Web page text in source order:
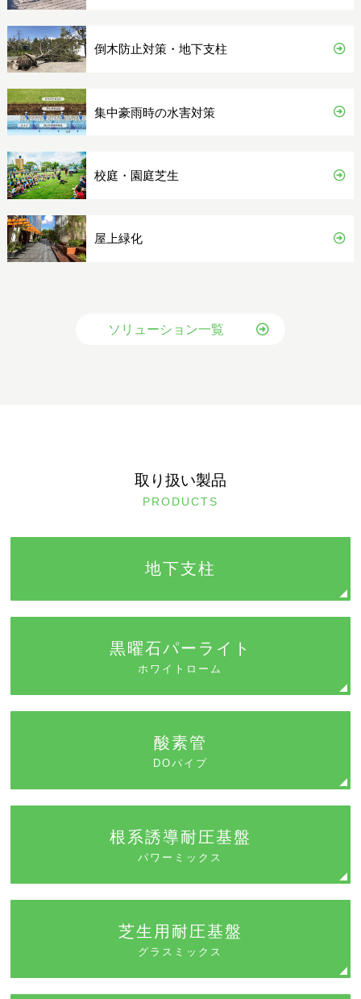
倒木防止対策・地下支柱
集中豪雨時の水害対策
校庭・園庭芝生
屋上緑化
ソリューション一覧
取り扱い製品
PRODUCTS
地下支柱
黒曜石パーライト
ホワイトローム
酸素管
DOパイプ
根系誘導耐圧基盤
パワーミックス
芝生用耐圧基盤
グラスミックス